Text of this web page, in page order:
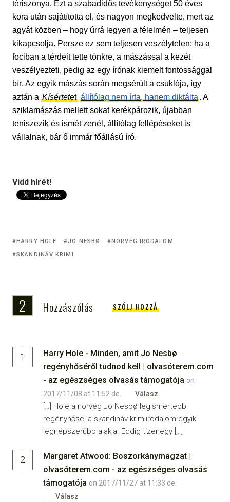
tériszonya. Ezt a szabadidős tevékenységet 50 éves
kora után sajátította el, és nagyon megkedvelte, mert az
agyát közben – hogy úrrá legyen a félelmén – teljesen
kikapcsolja. Persze ez sem teljesen veszélytelen: ha a
fociban a térdeit tette tönkre, a mászással a kezét
veszélyezteti, pedig az egy írónak kiemelt fontossággal
bír. Az egyik mászás során megsérült a csuklója, így
aztán a Kísértetet állítólag nem írta, hanem diktálta. A
sziklamászás mellett sokat kerékpározik, újabban
teniszezik és ismét zenél, állítólag fellépéseket is
vállalnak, bár ő immár főállású író.
Vidd hírét!
HARRY HOLE JO NESBØ
NORVÉG IRODALOM
SKANDINÁV KRIMI
2 Hozzászólás SZÓLJ HOZZÁ
1
Harry Hole - Minden, amit Jo Nesbø
regényhőséről tudnod kell | olvasóterem.com
- az egészséges olvasás támogatója on
2017/11/08 at 11:52 de.
Válasz
[…] Hole a norvég Jo Nesbø legismertebb
regényhőse, a skandináv krimiirodalom egyik
legnépszerűbb alakja. Eddig tizenegy […]
2
Margaret Atwood: Boszorkánymagzat |
olvasóterem.com - az egészséges olvasás
támogatója on 2017/11/27 at 11:33 de.
Válasz